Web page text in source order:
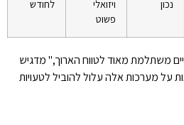
נכון
ויזואלי
פשוט
לחודש
משתלמת מאוד לטווח הארוך," מדגיש
על מערכות אלה עלול להוביל לטעויות